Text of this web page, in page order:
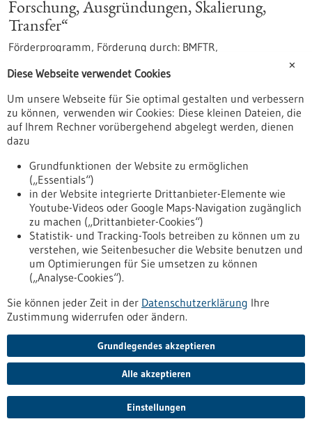
Forschung, Ausgründungen, Skalierung,
Transfer“
Förderprogramm, Förderung durch: BMFTR,
https://www.bio-
pro.de/datenbanken/foerderungen/foerderung-von-
transferhubs-im-rahmen-des-programms-transferinitiative-
fst-forschung-ausgruendungen-skalierung-transfer
Förderung
Beratungsgutscheine Gesundheitswirtschaft
Asien
Förderprogramm,Förderung durch:Bundesministerium für
Wirtschaft und Energie
https://www.gesundheitsindustrie-
bw.de/datenbank/foerderungen/beratungsgutscheine-
Förderung
Beratungsgutscheine Gesundheitswirtschaft
Förderprogramm,Förderung durch:Bundesministerium für
✕
Diese Webseite verwendet Cookies
Um unsere Webseite für Sie optimal gestalten und verbessern
zu können, verwenden wir Cookies: Diese kleinen Dateien, die
auf Ihrem Rechner vorübergehend abgelegt werden, dienen
dazu
Grundfunktionen der Website zu ermöglichen
(„Essentials“)
in der Website integrierte Drittanbieter-Elemente wie
Youtube-Videos oder Google Maps-Navigation zugänglich
zu machen („Drittanbieter-Cookies“)
Statistik- und Tracking-Tools betreiben zu können um zu
verstehen, wie Seitenbesucher die Website benutzen und
um Optimierungen für Sie umsetzen zu können
(„Analyse-Cookies“).
Sie können jeder Zeit in der Datenschutzerklärung Ihre
Zustimmung widerrufen oder ändern.
Grundlegendes akzeptieren
Alle akzeptieren
Einstellungen